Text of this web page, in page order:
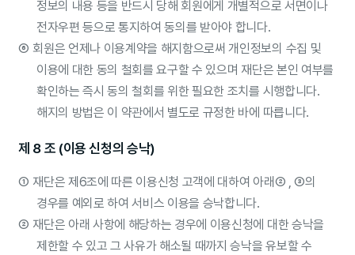
정보의 내용 등을 반드시 당해 회원에게 개별적으로 서면이나
전자우편 등으로 통지하여 동의를 받아야 합니다.
⑥ 회원은 언제나 이용계약을 해지함으로써 개인정보의 수집 및
이용에 대한 동의 철회를 요구할 수 있으며 재단은 본인 여부를
확인하는 즉시 동의 철회를 위한 필요한 조치를 시행합니다.
해지의 방법은 이 약관에서 별도로 규정한 바에 따릅니다.
제 8 조 (이용 신청의 승낙)
① 재단은 제6조에 따른 이용신청 고객에 대하여 아래② , ③의
경우를 예외로 하여 서비스 이용을 승낙합니다.
② 재단은 아래 사항에 해당하는 경우에 이용신청에 대한 승낙을
제한할 수 있고 그 사유가 해소될 때까지 승낙을 유보할 수